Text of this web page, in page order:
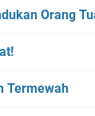
Orang
Termewah